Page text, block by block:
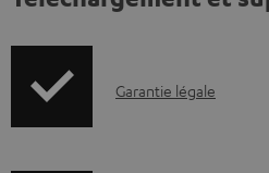
IGarantie légale